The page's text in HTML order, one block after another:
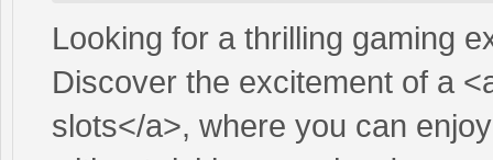
Looking for a thrilling gaming
Discover the excitement of a
slots</a>, where you can